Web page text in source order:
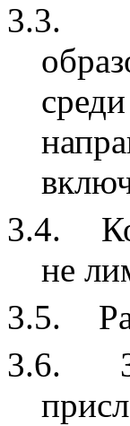
3.3.
3.4.
не
3.5.
3.6.